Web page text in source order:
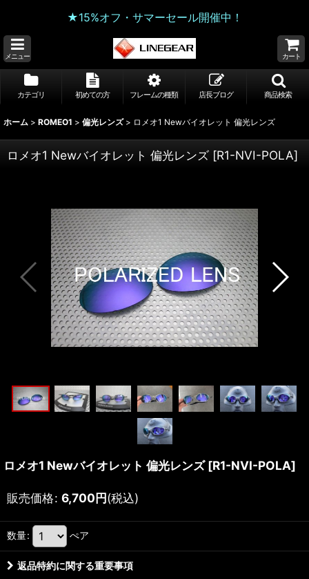
★15%オフ・サマーセール開催中！
メニュー カート
カテゴリ 初めての方 フレームの種類 店長ブログ 商品検索
ホーム > ROMEO1 > 偏光レンズ > ロメオ1 Newバイオレット 偏光レンズ
ロメオ1 Newバイオレット 偏光レンズ [R1-NVI-POLA]
ロメオ1 Newバイオレット 偏光レンズ [R1-NVI-POLA]
販売価格: 6,700円(税込)
数量: ぺア
返品特約に関する重要事項